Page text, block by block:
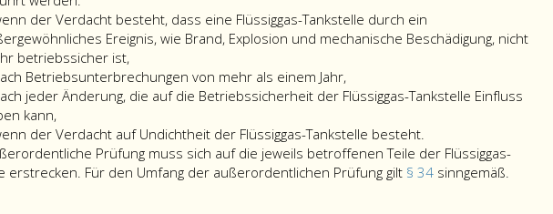
der Verdacht besteht, dass eine Flüssiggas-Tankstelle durch ein
Ereignis, wie Brand, Explosion und mechanische Beschädigung, nicht
betriebssicher ist,
Betriebsunterbrechungen von mehr als einem Jahr,
jeder Änderung, die auf die Betriebssicherheit der Flüssiggas-Tankstelle Einfluss
kann,
der Verdacht auf Undichtheit der Flüssiggas-Tankstelle besteht.
Prüfung muss sich auf die jeweils betroffenen Teile der Flüssiggas-
erstrecken. Für den Umfang der außerordentlichen Prüfung gilt § 34 sinngemäß.